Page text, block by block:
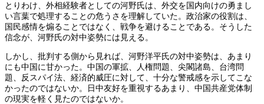
とりわけ、外相経験者としての河野氏は、外交を国内向けの勇まし
い言葉で処理することの危うさを理解していた。政治家の役割は、
国民感情を煽ることではなく、戦争を避けることである。そうした
信念が、河野氏の対中姿勢には見える。
しかし、批判する側から見れば、河野洋平氏の対中姿勢は、あまり
にも中国に甘かった。中国の軍拡、人権問題、尖閣諸島、台湾問
題、反スパイ法、経済的威圧に対して、十分な警戒感を示してこな
かったのではないか。日中友好を重視するあまり、中国共産党体制
の現実を軽く見たのではないか。